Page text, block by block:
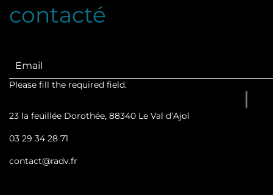
contacté
Please fill the required field.
23 la feuillée Dorothée, 88340 Le Val d’Ajol
03 29 34 28 71
contact@radv.fr